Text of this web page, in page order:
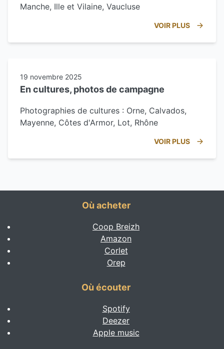
Manche, Ille et Vilaine, Vaucluse
VOIR PLUS
19 novembre 2025
En cultures, photos de campagne
Photographies de cultures : Orne, Calvados,
Mayenne, Côtes d'Armor, Lot, Rhône
VOIR PLUS
Où acheter
Coop Breizh
Amazon
Corlet
Orep
Où écouter
Spotify
Deezer
Apple music